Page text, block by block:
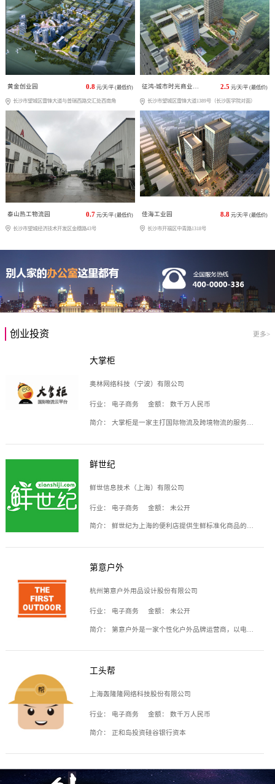
黄金创业园 0.8 元/天/平 (最低价)
长沙市望城区雷锋大道与普瑞西路交汇处西南角
征鸿-城市时光商业广场 2.5 元/天/平 (最低价)
长沙市望城区雷锋大道1389号（长沙医学院对面）
泰山热工物流园 0.7 元/天/平 (最低价)
长沙市望城经济技术开发区金穗路43号
佳海工业园 8.8 元/天/平 (最低价)
长沙市开福区中青路1318号
创业投资 更多>
大掌柜
奥林网络科技（宁波）有限公司
行业： 电子商务 金额： 数千万人民币
简介： 大掌柜是一家主打国际物流及跨境物流的服务云平台，致力于帮助全球国际物流企业在互联网上建立自己的平台，核心产品包括运价通、生意通、业务通、订舱通、招财通等，奥林网络科技（宁波）有限公司旗下产品。
鲜世纪
鲜世信息技术（上海）有限公司
行业： 电子商务 金额： 未公开
简介： 鲜世纪为上海的便利店提供生鲜标准化商品的供应链服务，帮商家解决生鲜采购、运营问题，帮助商家销售。平台提供的商品覆盖果蔬肉类、常温与低温奶制品、冷冻食品、零食饮料、粮油副食、居家洗护等多个品类，上架SKU3000余个。公司建立了近万平方米的仓储场地和物流配送体系，为合作商家提供快速配送服务。
第意户外
杭州第意户外用品设计股份有限公司
行业： 电子商务 金额： 未公开
简介： 第意户外是一家个性化户外品牌运营商，以电子商务为主要载体，主要从事户外产品的设计、生产、销售业务，产品包含冲锋衣、户外鞋、户外背包等。
工头帮
上海轰隆隆网络科技股份有限公司
行业： 电子商务 金额： 数千万人民币
简介： 正和岛投资硅谷银行资本